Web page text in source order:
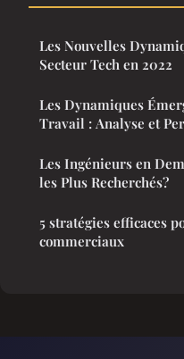
Les Nouvelles
Secteur Tech en 2022
Les Dynamiques
Travail : Analyse et
Les Ingénieurs en
les Plus Recherchés?
5 stratégies efficaces
commerciaux